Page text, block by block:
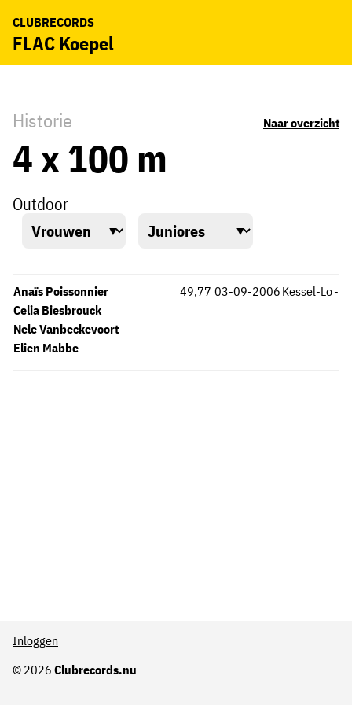
CLUBRECORDS
FLAC Koepel
Historie Naar overzicht
4 x 100 m
Outdoor
Anaïs Poissonnier
Celia Biesbrouck
Nele Vanbeckevoort
Elien Mabbe
Kessel-Lo
49,77 -
03-09-2006
© 2026 Clubrecords.nu
Inloggen